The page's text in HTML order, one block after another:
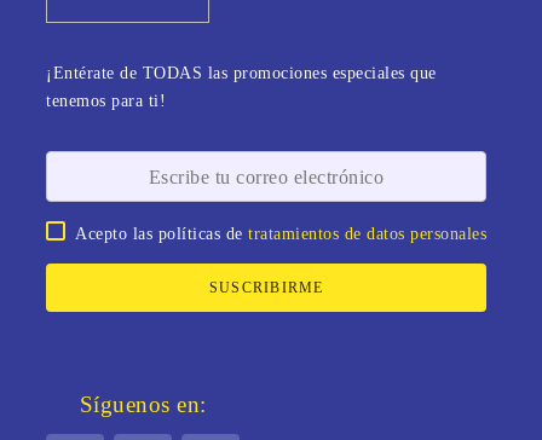
¡Entérate de TODAS las promociones especiales que
tenemos para ti!
Acepto las políticas detratamientos de datos personales
SUSCRIBIRME
Síguenos en: